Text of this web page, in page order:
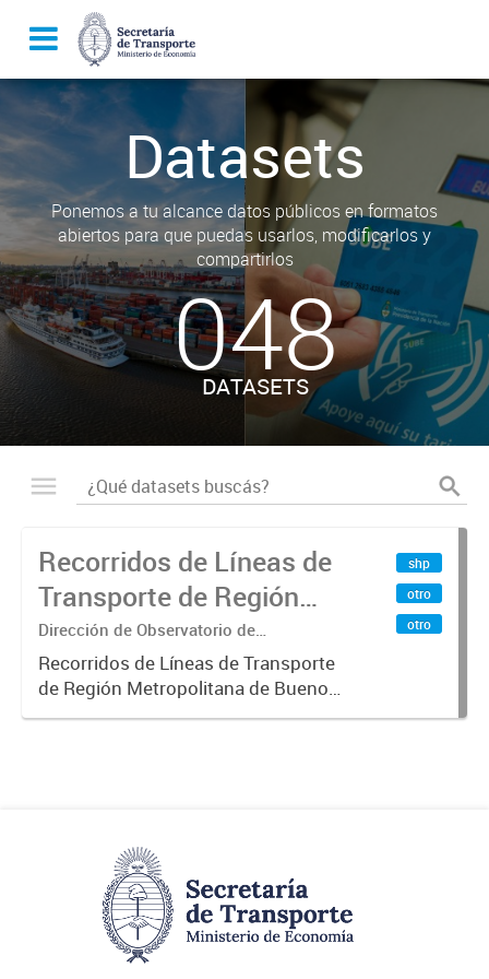
Datasets
Ponemos a tu alcance datos públicos en formatos
abiertos para que puedas usarlos, modificarlos y
compartirlos
048
DATASETS
Recorridos de Líneas de
Transporte de Región
Metropolitana de
Buenos Aires (RMBA)
Dirección de Observatorio de
Transporte, Estudio y Sistemas
Recorridos de Líneas de Transporte
de Región Metropolitana de Buenos
Aires (RMBA).-
shp
otro
otro